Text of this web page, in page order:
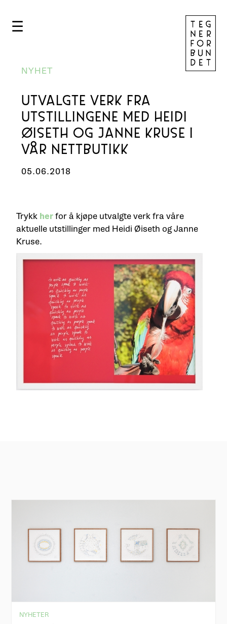
☰
NYHET
UTVALGTE VERK FRA
UTSTILLINGENE MED HEIDI
ØISETH OG JANNE KRUSE I
VÅR NETTBUTIKK
05.06.2018
Trykk herfor å kjøpe utvalgte verk fra våre
aktuelle utstillinger med Heidi Øiseth og Janne
Kruse.
NYHETER